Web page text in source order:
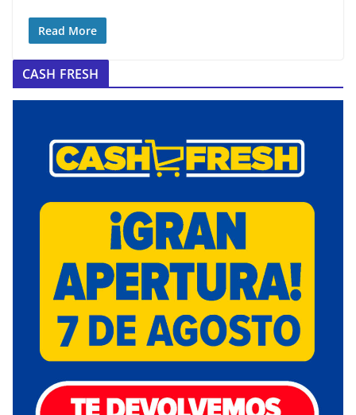
Read More
CASH FRESH